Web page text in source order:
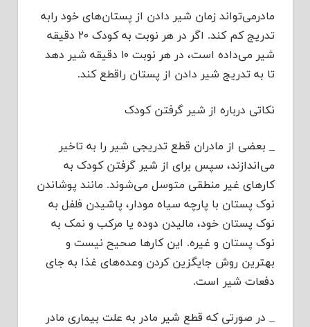
مادرمی‌تواند زمان شیر دادن از پستان‌های خود رابه
تدریج کم کند. اگر در هر نوبت به کودک ۲۰ دقیقه
شیر می‌داده است، در هر نوبت ۱۰ دقیقه شیر دهد
تا به تدریج شیر دادن از پستان راقطع کند.
نکاتی درباره از شیر گرفتن کودک
_ بعضی از مادران قطع تدریجی شیر را به تاخیر
می‌اندازند، سپس برای از شیر گرفتن کودک به
کارهای غیر منطقی متوسل می‌شوند. مانند پوشاندن
نوک پستان با پارچه سیاه مودار، پاشیدن فلفل به
نوک پستان خود، مالیدن دوده یا مرکب و نمک به
نوک پستان و غیره. این کارها صحیح نیست و
بهترین روش جایگزین کردن وعده‌های غذا به جای
دفعات شیر است.
_ در صورتی که قطع شیر مادر به علت بیماری مادر